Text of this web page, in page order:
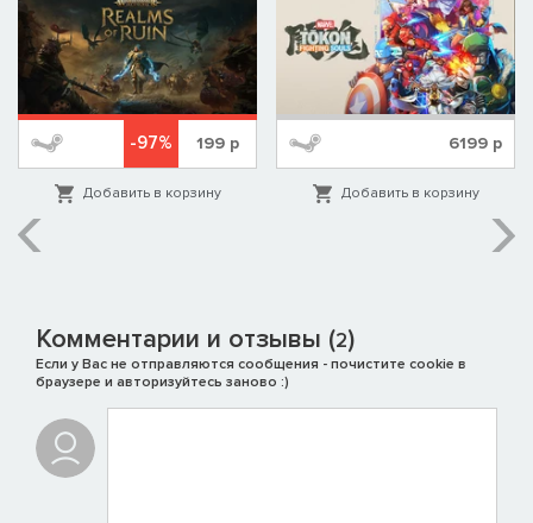
-97% 199р
Добавить в корзину
6199 р
Добавить в корзину
Комментарии и отзывы (2)
Если у Вас не отправляются сообщения - почистите cookie в
браузере и авторизуйтесь заново :)